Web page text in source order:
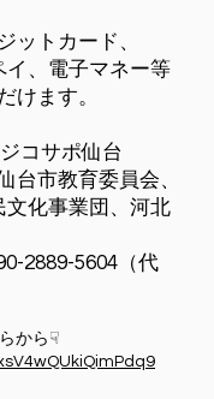
ットカード、
イ、電子マネー等
けます。
コサポ仙台
台市教育委員会、
文化事業団、河北
2889-5604 （代
から☟